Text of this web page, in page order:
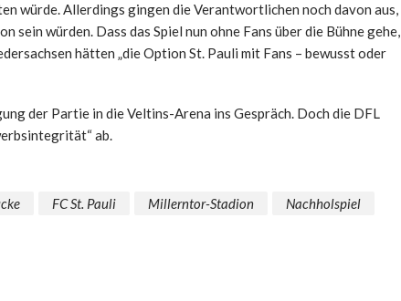
würde. Allerdings gingen die Verantwortlichen noch davon aus,
sein würden. Dass das Spiel nun ohne Fans über die Bühne gehe,
hätten „die Option St. Pauli mit Fans – bewusst oder
der Partie in die Veltins-Arena ins Gespräch. Doch die DFL
ab.
FC St. Pauli Millerntor-Stadion
Nachholspiel